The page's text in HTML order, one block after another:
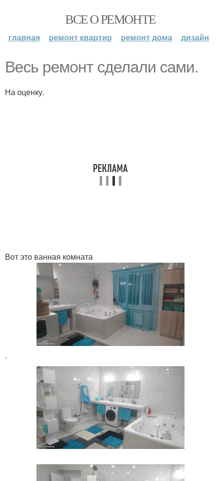
ВСЕ О РЕМОНТЕ
главная ремонт квартир ремонт дома дизайн
Весь ремонт сделали сами.
На оценку.
Вот это ванная комната
.